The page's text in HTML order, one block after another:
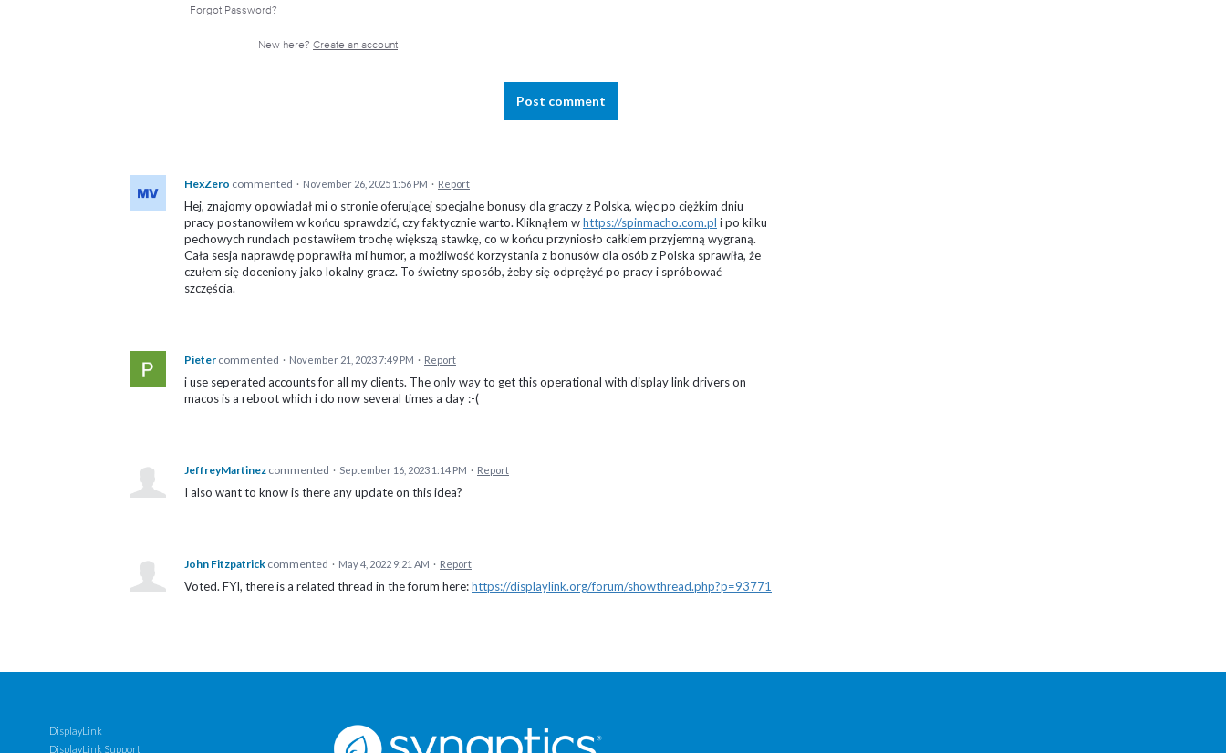
Forgot Password?
New here? Create an account
Post comment
HexZero commented · November 26, 2025 1:56 PM · Report
Hej, znajomy opowiadał mi o stronie oferującej specjalne bonusy dla graczy z Polska, więc po ciężkim dniu
pracy postanowiłem w końcu sprawdzić, czy faktycznie warto. Kliknąłem whttps://spinmacho.com.pl i po kilku
pechowych rundach postawiłem trochę większą stawkę, co w końcu przyniosło całkiem przyjemną wygraną.
Cała sesja naprawdę poprawiła mi humor, a możliwość korzystania z bonusów dla osób z Polska sprawiła, że
czułem się doceniony jako lokalny gracz. To świetny sposób, żeby się odprężyć po pracy i spróbować
szczęścia.
Pieter commented · November 21, 2023 7:49 PM · Report
i use seperated accounts for all my clients. The only way to get this operational with display link drivers on
macos is a reboot which i do now several times a day :-(
JeffreyMartinez commented · September 16, 2023 1:14 PM · Report
I also want to know is there any update on this idea?
John Fitzpatrick commented · May 4, 2022 9:21 AM · Report
Voted. FYI, there is a related thread in the forum here:https://displaylink.org/forum/showthread.php?p=93771
DisplayLink
DisplayLink Support